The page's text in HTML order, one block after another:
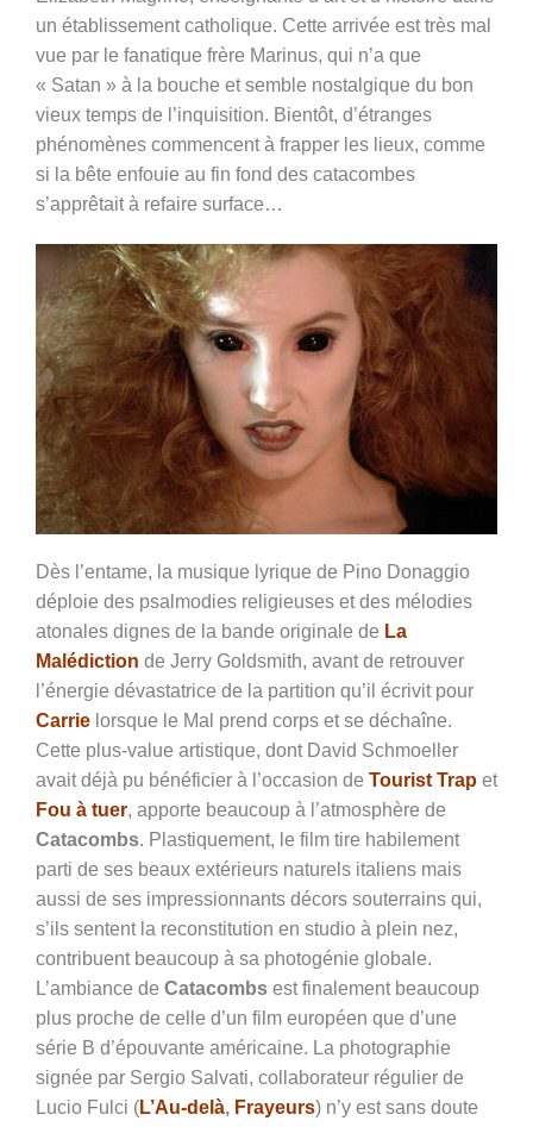
un établissement catholique. Cette arrivée est très mal
vue par le fanatique frère Marinus, qui n’a que
« Satan » à la bouche et semble nostalgique du bon
vieux temps de l’inquisition. Bientôt, d’étranges
phénomènes commencent à frapper les lieux, comme
si la bête enfouie au fin fond des catacombes
s’apprêtait à refaire surface…
Dès l’entame, la musique lyrique de Pino Donaggio
déploie des psalmodies religieuses et des mélodies
atonales dignes de la bande originale de La
Malédiction de Jerry Goldsmith, avant de retrouver
l’énergie dévastatrice de la partition qu’il écrivit pour
Carrie lorsque le Mal prend corps et se déchaîne.
Cette plus-value artistique, dont David Schmoeller
avait déjà pu bénéficier à l’occasion de Tourist Trap et
Fou à tuer, apporte beaucoup à l’atmosphère de
Catacombs. Plastiquement, le film tire habilement
parti de ses beaux extérieurs naturels italiens mais
aussi de ses impressionnants décors souterrains qui,
s’ils sentent la reconstitution en studio à plein nez,
contribuent beaucoup à sa photogénie globale.
L’ambiance de Catacombs est finalement beaucoup
plus proche de celle d’un film européen que d’une
série B d’épouvante américaine. La photographie
signée par Sergio Salvati, collaborateur régulier de
Lucio Fulci (L’Au-delà, Frayeurs) n’y est sans doute